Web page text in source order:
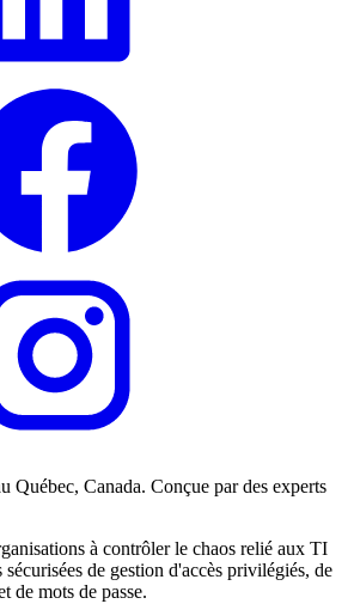
Québec, Canada. Conçue par des experts
à contrôler le chaos relié aux TI
de gestion d'accès privilégiés, de
de mots de passe.